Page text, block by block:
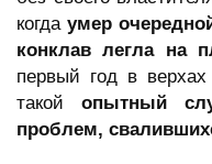
когдаумер
конклав легла на
первый год в
такой опытный
проблем,